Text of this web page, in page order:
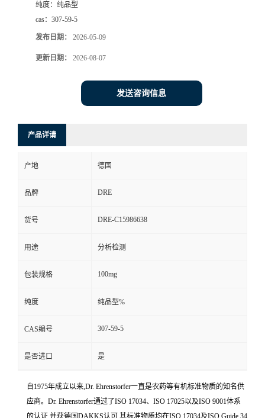
纯度： 纯品型
cas： 307-59-5
发布日期： 2026-05-09
更新日期： 2026-08-07
发送咨询信息
产品详请
产地 德国
品牌 DRE
货号 DRE-C15986638
用途 分析检测
包装规格 100mg
纯度 纯品型%
CAS编号 307-59-5
是否进口 是
自1975年成立以来,Dr. Ehrenstorfer一直是农药等有机标准物质的知名供
应商。Dr. Ehrenstorfer通过了ISO 17034、ISO 17025以及ISO 9001体系
的认证,并获德国DAKKS认可,其标准物质均在ISO 17034及ISO Guide 34